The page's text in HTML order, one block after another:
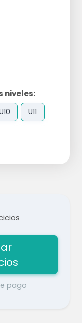
niveles:
U10 U11
pago